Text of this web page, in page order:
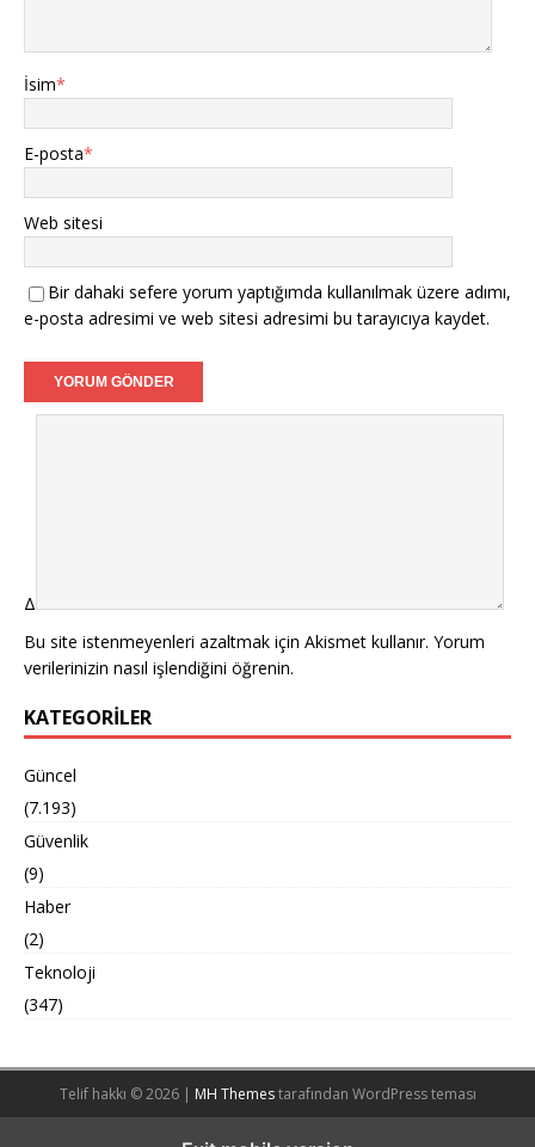
İsim*
E-posta*
Web sitesi
Bir dahaki sefere yorum yaptığımda kullanılmak üzere adımı,
e-posta adresimi ve web sitesi adresimi bu tarayıcıya kaydet.
Δ
Bu site istenmeyenleri azaltmak için Akismet kullanır. Yorum
verilerinizin nasıl işlendiğini öğrenin.
KATEGORILER
Güncel
(7.193)
Güvenlik
(9)
Haber
(2)
Teknoloji
(347)
Telif hakkı © 2026 | MH Themestarafından WordPress teması